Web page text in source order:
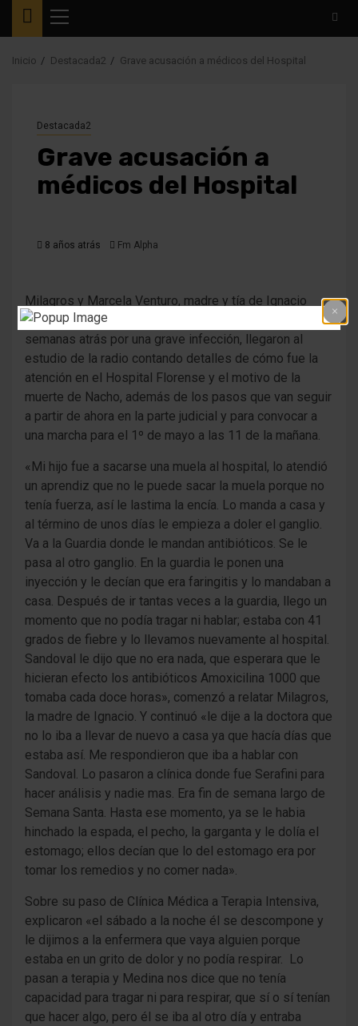
Menú
principal
Inicio Destacada2 Grave acusación a médicos del Hospital
Destacada2
Grave acusación a
médicos del Hospital
8 años atrás Fm Alpha
Milagros y Marcela Venturo, madre y tía de Ignacio
Osterrieth, jóven de 20 años que falleció hace unas
semanas atrás por una grave infección, llegaron al
estudio de la radio contando detalles de cómo fue la
atención en el Hospital Florense y el motivo de la
muerte de Nacho, además de los pasos que van seguir
a partir de ahora en la parte judicial y para convocar a
una marcha para el 1º de mayo a las 11 de la mañana.
«Mi hijo fue a sacarse una muela al hospital, lo atendió
un aprendiz que no le puede sacar la muela porque no
tenía fuerza, así le lastima la encía. Lo manda a casa y
al término de unos días le empieza a doler el ganglio.
Va a la Guardia donde le mandan antibióticos. Se le
pasa al otro ganglio. En la guardia le ponen una
inyección y le decían que era faringitis y lo mandaban a
casa. Después de ir tantas veces a la guardia, llego un
momento que no podía tragar ni hablar; estaba con 41
grados de fiebre y lo llevamos nuevamente al hospital.
Sandoval le dijo que no era nada, que esperara que le
hicieran efecto los antibióticos Amoxicilina 1000 que
tomaba cada doce horas», comenzó a relatar Milagros,
la madre de Ignacio. Y continuó «le dije a la doctora que
no lo iba a llevar de nuevo a casa ya que hacía días que
estaba así. Me respondieron que iba a hablar con
Sandoval. Lo pasaron a clínica donde fue Serafini para
hacer análisis y nadie mas. Era fin de semana largo de
Semana Santa. Hasta ese momento, ya se le habia
hinchado la espada, el pecho, la garganta y le dolía el
estomago; ellos decían que lo del estomago era por
tomar los remedios y no comer nada».
Sobre su paso de Clínica Médica a Terapia Intensiva,
explicaron «el sábado a la noche él se descompone y
le dijimos a la enfermera que vaya alguien porque
estaba en un grito de dolor y no podía respirar. Lo
pasan a terapia y Medina nos dice que no tenía
capacidad para tragar ni para respirar, que sí o sí tenían
que hacer algo, pero él se iba al otro día y entraba